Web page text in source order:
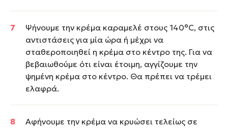
Ψήνουμε την κρέμα καραμελέ στους 140°C, στις
αντιστάσεις για μία ώρα ή μέχρι να
σταθεροποιηθεί η κρέμα στο κέντρο της. Για να
βεβαιωθούμε ότι είναι έτοιμη, αγγίζουμε την
ψημένη κρέμα στο κέντρο. Θα πρέπει να τρέμει
ελαφρά.
Αφήνουμε την κρέμα να κρυώσει τελείως σε